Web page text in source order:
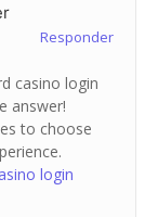
Responder
casino login
answer!
to choose
login